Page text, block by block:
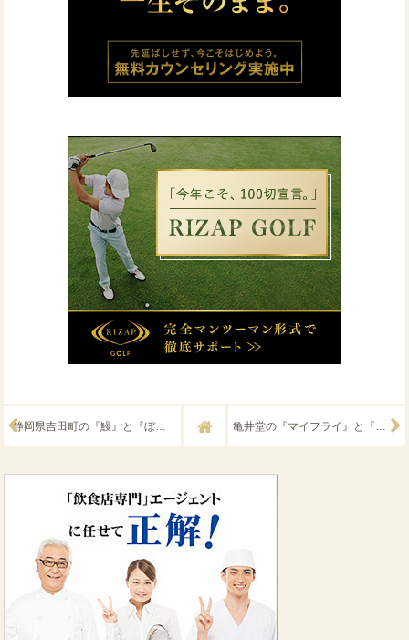
亀井堂の『マイフライ』と『サンドイッチ』
静岡県吉田町の『鰻』と『ぼくめし』